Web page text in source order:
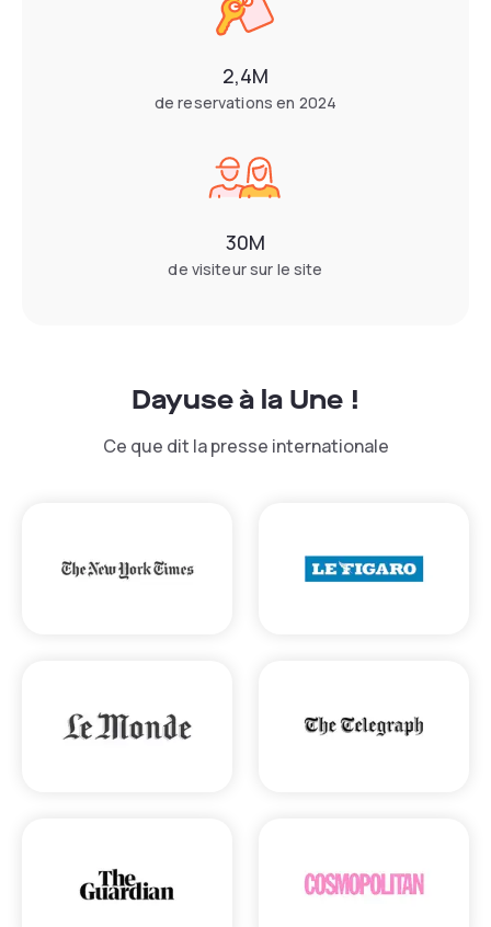
2,4M
de reservations en 2024
30M
de visiteur sur le site
Dayuse à la Une !
Ce que dit la presse internationale